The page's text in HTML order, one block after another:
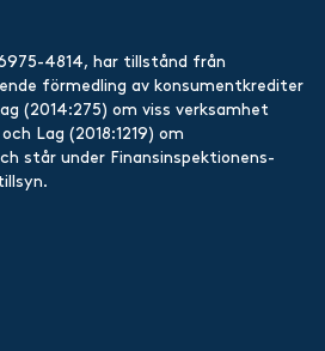
4814, har tillstånd från
förmedling av konsumentkrediter
(2014:275) om viss verksamhet
Lag (2018:1219) om
står under Finansinspektionens-